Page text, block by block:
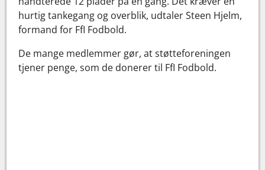
hurtig tankegang og overblik, udtaler Steen Hjelm,
formand for FfI Fodbold.
De mange medlemmer gør, at støtteforeningen
tjener penge, som de donerer til FfI Fodbold.